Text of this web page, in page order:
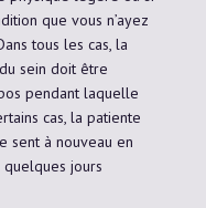
que vous n’ayez
tous les cas, la
sein doit être
pendant laquelle
cas, la patiente
sent à nouveau en
jours